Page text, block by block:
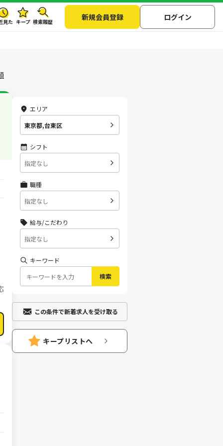
見た キープ 検索履歴 新規会員登録 ログイン
エリア
東京都,台東区
シフト
指定なし
職種
指定なし
給与/こだわり
指定なし
キーワード
検索
この条件で新着求人を受け取る
キープリストへ